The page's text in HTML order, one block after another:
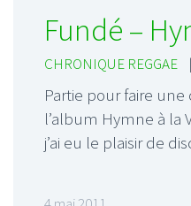
Fundé –
CHRONIQUE REGGAE |
Partie pour faire
l’album Hymne à la
j’ai eu le plaisir de